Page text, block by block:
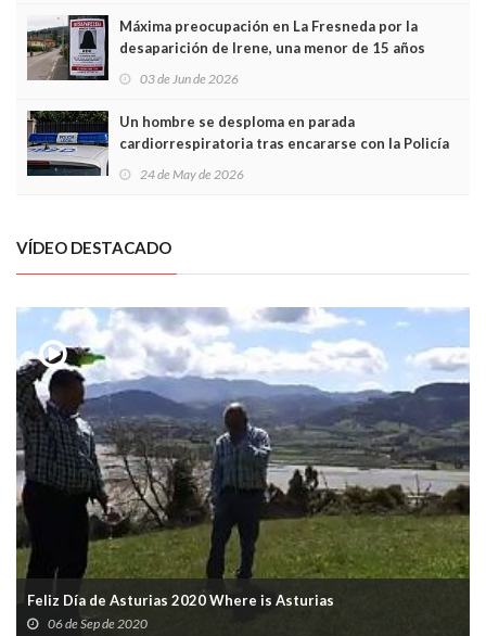
Máxima preocupación en La Fresneda por la
desaparición de Irene, una menor de 15 años
03 de Jun de 2026
Un hombre se desploma en parada
cardiorrespiratoria tras encararse con la Policía
Local en Luanco
24 de May de 2026
VÍDEO DESTACADO
Feliz Día de Asturias 2020 Where is Asturias
06 de Sep de 2020